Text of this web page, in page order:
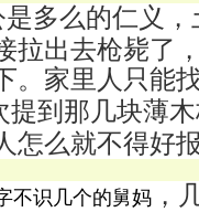
是多么的仁义
拉出去枪毙了
。家里人只能
提到那几块薄
怎么就不得好
不识几个的舅妈 ，